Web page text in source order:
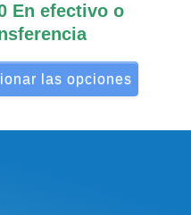
En efectivo o
las opciones